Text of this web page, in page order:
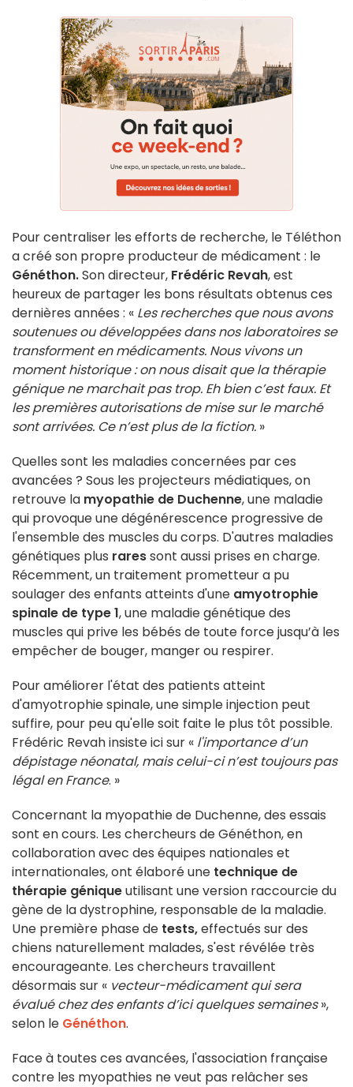
Pour centraliser les efforts de recherche, le Téléthon
a créé son propre producteur de médicament : le
Généthon.Son directeur, Frédéric Revah, est
heureux de partager les bons résultats obtenus ces
dernières années : « Les recherches que nous avons
soutenues ou développées dans nos laboratoires se
transforment en médicaments. Nous vivons un
moment historique : on nous disait que la thérapie
génique ne marchait pas trop. Eh bien c’est faux. Et
les premières autorisations de mise sur le marché
sont arrivées. Ce n’est plus de la fiction. »
Quelles sont les maladies concernées par ces
avancées ? Sous les projecteurs médiatiques, on
retrouve la myopathie de Duchenne, une maladie
qui provoque une dégénérescence progressive de
l'ensemble des muscles du corps. D'autres maladies
génétiques plus raressont aussi prises en charge.
Récemment, un traitement prometteur a pu
soulager des enfants atteints d'une amyotrophie
spinale de type 1, une maladie génétique des
muscles qui prive les bébés de toute force jusqu’à les
empêcher de bouger, manger ou respirer.
Pour améliorer l'état des patients atteint
d'amyotrophie spinale, une simple injection peut
suffire, pour peu qu'elle soit faite le plus tôt possible.
Frédéric Revah insiste ici sur « l'importance d’un
dépistage néonatal, mais celui-ci n’est toujours pas
légal en France. »
Concernant la myopathie de Duchenne, des essais
sont en cours. Les chercheurs de Généthon, en
collaboration avec des équipes nationales et
internationales, ont élaboré une technique de
thérapie géniqueutilisant une version raccourcie du
gène de la dystrophine, responsable de la maladie.
Une première phase de tests,effectués sur des
chiens naturellement malades, s'est révélée très
encourageante. Les chercheurs travaillent
désormais sur « vecteur-médicament qui sera
évalué chez des enfants d’ici quelques semaines»,
selon le Généthon.
Face à toutes ces avancées, l'association française
contre les myopathies ne veut pas relâcher ses